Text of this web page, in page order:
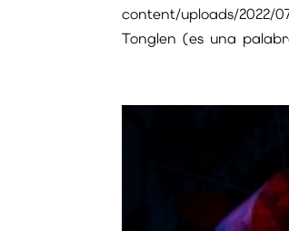
content/uploads/2022/
Tonglen (es una